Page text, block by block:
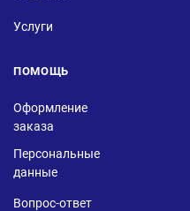
Услуги
ПОМОЩЬ
Оформление
заказа
Персональные
данные
Вопрос-ответ